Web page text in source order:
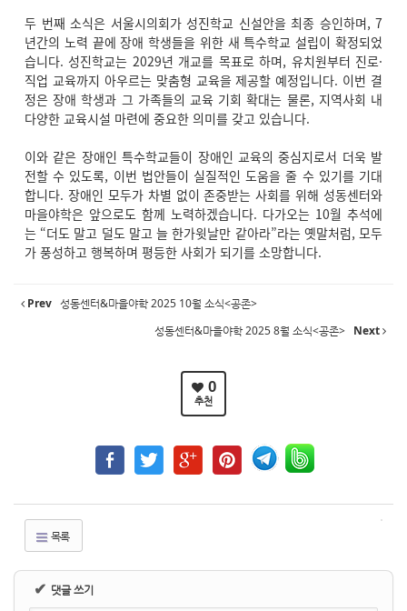
두 번째 소식은 서울시의회가 성진학교 신설안을 최종 승인하며, 7
년간의 노력 끝에 장애 학생들을 위한 새 특수학교 설립이 확정되었
습니다. 성진학교는 2029년 개교를 목표로 하며, 유치원부터 진로·
직업 교육까지 아우르는 맞춤형 교육을 제공할 예정입니다. 이번 결
정은 장애 학생과 그 가족들의 교육 기회 확대는 물론, 지역사회 내
다양한 교육시설 마련에 중요한 의미를 갖고 있습니다.
이와 같은 장애인 특수학교들이 장애인 교육의 중심지로서 더욱 발
전할 수 있도록, 이번 법안들이 실질적인 도움을 줄 수 있기를 기대
합니다. 장애인 모두가 차별 없이 존중받는 사회를 위해 성동센터와
마을야학은 앞으로도 함께 노력하겠습니다. 다가오는 10월 추석에
는 “더도 말고 덜도 말고 늘 한가윗날만 같아라”라는 옛말처럼, 모두
가 풍성하고 행복하며 평등한 사회가 되기를 소망합니다.
Prev 성동센터&마을야학 2025 10월 소식<공존>
성동센터&마을야학 2025 8월 소식<공존> Next
0
추천
목록
✔ 댓글 쓰기